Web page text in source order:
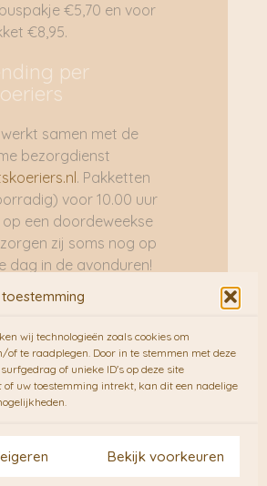
wij technologieën zoals cookies om
te raadplegen. Door in te stemmen met deze
of unieke ID's op deze site
uw toestemming intrekt, kan dit een nadelige
Bekijk voorkeuren
€5,70 en voor
€8,95.
per
werkt samen met de
bezorgdienst
. Pakketten
voor 10.00 uur
een doordeweekse
zij soms nog op
dag in de avonduren!
de volgende
waar mogelijk ook echt